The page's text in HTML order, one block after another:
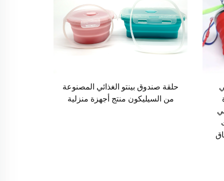
حلقة صندوق بينتو الغذائي المصنوعة
من السيليكون منتج أجهزة منزلية